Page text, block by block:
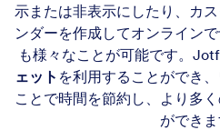
示または非表示にしたり、カ
ンダーを作成してオンライン
も様々なことが可能です。
ェット を利用することができ
ことで時間を節約し、より多
ができま